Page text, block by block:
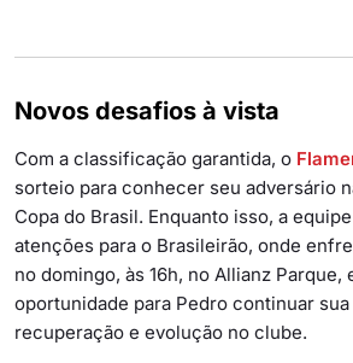
Novos desafios à vista
Com a classificação garantida, o
sorteio para conhecer seu adversário
Copa do Brasil. Enquanto isso, a
atenções para o Brasileirão, onde
no domingo, às 16h, no Allianz Parque,
oportunidade para Pedro continuar
recuperação e evolução no clube.